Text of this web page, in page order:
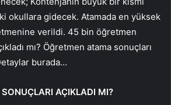
okullara gidecek. Atamada en yüksek
verildi. 45 bin öğretmen
mı? Öğretmen atama sonuçları
burada…
AÇIKLADI MI?